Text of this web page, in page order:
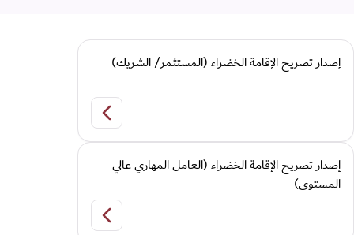
إصدار تصريح الإقامة الخضراء (المستثمر/ الشريك)
إصدار تصريح الإقامة
إصدار تصريح الإقامة الخضراء (العامل المهاري عالي
المستوى)
إصدار تصريح الإقامة